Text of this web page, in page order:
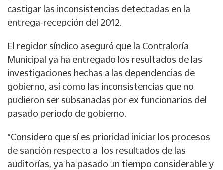
castigar las inconsistencias detectadas en la
entrega-recepción del 2012.
El regidor síndico aseguró que la Contraloría
Municipal ya ha entregado los resultados de las
investigaciones hechas a las dependencias de
gobierno, así como las inconsistencias que no
pudieron ser subsanadas por ex funcionarios del
pasado periodo de gobierno.
“Considero que sí es prioridad iniciar los procesos
de sanción respecto a los resultados de las
auditorías, ya ha pasado un tiempo considerable y